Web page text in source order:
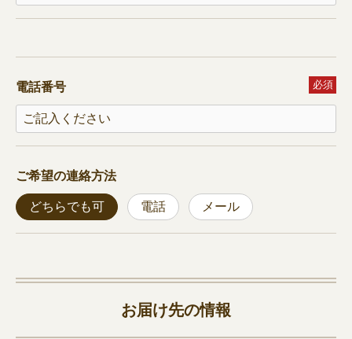
電話番号 必須
ご希望の連絡方法
どちらでも可 電話 メール
お届け先の情報